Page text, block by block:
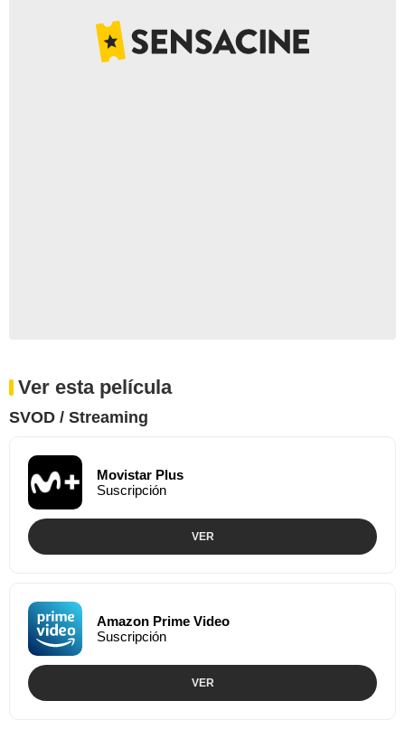
Ver esta película
SVOD / Streaming
Movistar Plus
Suscripción
VER
Amazon Prime Video
Suscripción
VER